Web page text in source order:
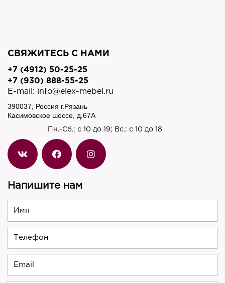
СВЯЖИТЕСЬ С НАМИ
+7 (4912) 50-25-25
+7 (930) 888-55-25
E-mail: info@elex-mebel.ru
390037, Россия г.Рязань
Касимовское шоссе, д.67A
Пн.-Сб.: с 10 до 19; Вс.: с 10 до 18
Напишите нам